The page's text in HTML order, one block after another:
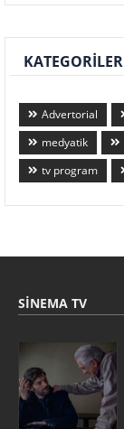
KATEGORILER
Advertorial
medyatik
tv program
SINEMA TV